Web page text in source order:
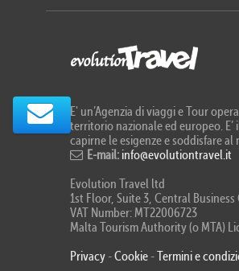
E' un’Agenzia di viaggi e Tour
territorio nazionale ed europeo.
capirne le esigenze e soddisfare al
E-mail: info@evolutiontravel.it
Evolution Travel ltd
1st Floor, Suite 3, Central
VAT Number: MT22006723
Malta Tourism Authority (o MTA)
Privacy -Cookie -Termini e